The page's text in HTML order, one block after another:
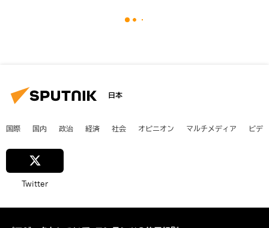
日本
国際 国内 政治 経済 社会 オピニオン マルチメディア ビデ
Twitter